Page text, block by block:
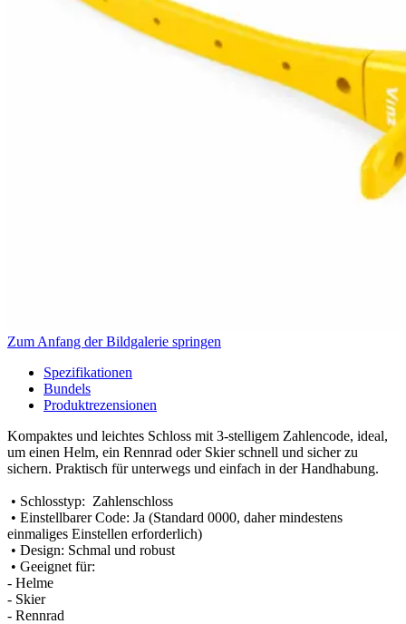
Zum Anfang der Bildgalerie springen
Spezifikationen
Bundels
Produktrezensionen
Kompaktes und leichtes Schloss mit 3-stelligem Zahlencode, ideal,
um einen Helm, ein Rennrad oder Skier schnell und sicher zu
sichern. Praktisch für unterwegs und einfach in der Handhabung.
• Schlosstyp: Zahlenschloss
• Einstellbarer Code: Ja (Standard 0000, daher mindestens
einmaliges Einstellen erforderlich)
• Design: Schmal und robust
• Geeignet für:
- Helme
- Skier
- Rennrad